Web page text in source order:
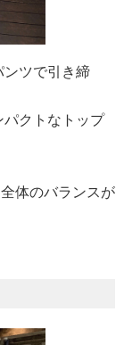
ンツで引き締
クトなトップ
体のバランスが